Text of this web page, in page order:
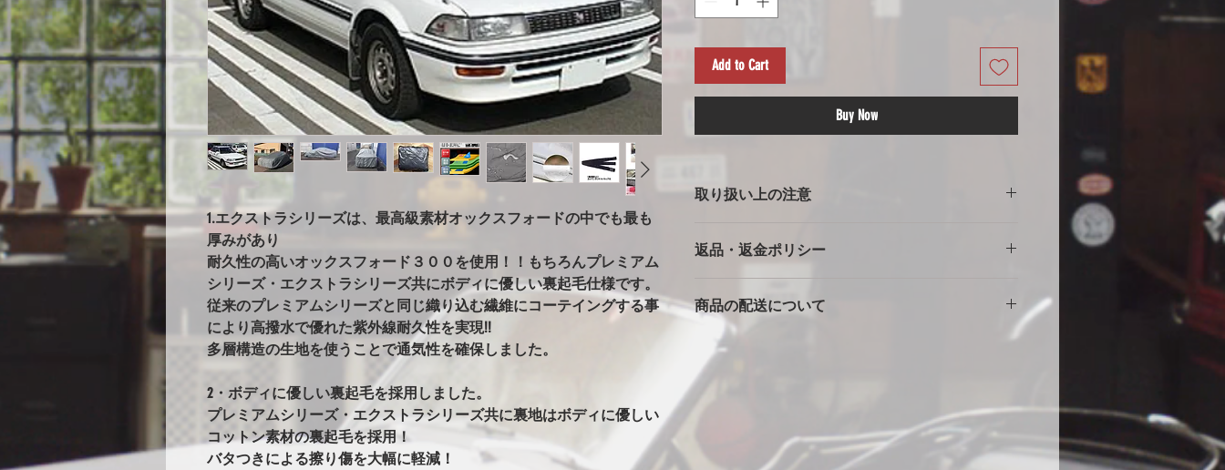
1.エクストラシリーズは、最高級素材オックスフォードの中でも最も
厚みがあり
耐久性の高いオックスフォード３００を使用！！もちろんプレミアム
シリーズ・エクストラシリーズ共にボディに優しい裏起毛仕様です。
従来のプレミアムシリーズと同じ織り込む繊維にコーテイングする事
により高撥水で優れた紫外線耐久性を実現!!
多層構造の生地を使うことで通気性を確保しました。
2・ボディに優しい裏起毛を採用しました。
プレミアムシリーズ・エクストラシリーズ共に裏地はボディに優しい
コットン素材の裏起毛を採用！
バタつきによる擦り傷を大幅に軽減！
Add to Cart
Buy Now
取り扱い上の注意
※強風での使用の注意
風の時は、ホイール部分に布団を干す時に使用する大型
の洗濯ばさみを併用する等の工夫をしていただくとより
安全に使用できます。
※完全防水にはしていません。
カバーには防水・撥水加工をしていますが、完全防水で
はありません。ビニール生地やテント生地などの完全防
水生地を使用すると、地面からの湿気でボディが錆てし
まうからです。その為あえて通気性を保つために完全防
水にはしていません。ミシンの縫い目から雨水が浸入す
返品・返金ポリシー
返品返金は対応できません。事前にカスタム等ご相談い
ただいた車両で、極端にサイズが小さい・大きい等の初
期不良に関しては別途商品に交換させて頂きます。
商品の配送について
本州一律1500円
北海道・沖縄・離島は2000円
発送はゆうパックでの発送になります。土日祝・年末年
始の発送は出来ません。